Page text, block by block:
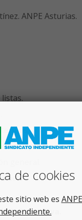
ANPE Asturias.
temporal.
general.
informativa.
de cookies
sitio web es